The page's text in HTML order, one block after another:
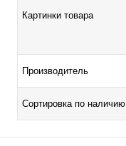
Картинки товара
Производитель
Сортировка по наличию